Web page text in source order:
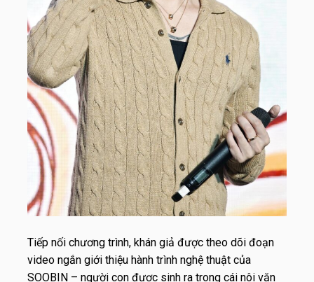
Tiếp nối chương trình, khán giả được theo dõi đoạn
video ngắn giới thiệu hành trình nghệ thuật của
SOOBIN – người con được sinh ra trong cái nôi văn